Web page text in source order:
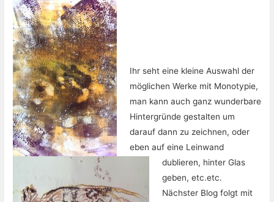
Ihr seht eine kleine Auswahl der
möglichen Werke mit Monotypie,
man kann auch ganz wunderbare
Hintergründe gestalten um
darauf dann zu zeichnen, oder
eben auf eine Leinwand
dublieren, hinter Glas
geben, etc.etc.
Nächster Blog folgt mit